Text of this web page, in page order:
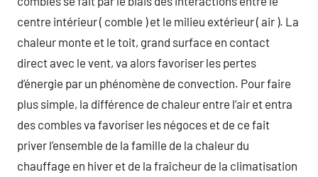
centre intérieur ( comble ) et le milieu extérieur ( air ). La
chaleur monte et le toit, grand surface en contact
direct avec le vent, va alors favoriser les pertes
d’énergie par un phénomène de convection. Pour faire
plus simple, la différence de chaleur entre l’air et entra
des combles va favoriser les négoces et de ce fait
priver l’ensemble de la famille de la chaleur du
chauffage en hiver et de la fraîcheur de la climatisation